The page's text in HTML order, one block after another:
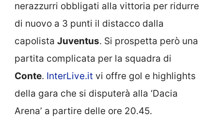
nerazzurri obbligati alla vittoria per ridurre
di nuovo a 3 punti il distacco dalla
capolista Juventus. Si prospetta però una
partita complicata per la squadra di
Conte. InterLive.it vi offre gol e highlights
della gara che si disputerà alla ‘Dacia
Arena’ a partire delle ore 20.45.